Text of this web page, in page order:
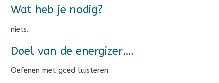
Wat heb je nodig?
niets.
Doel van de energizer….
Oefenen met goed luisteren.